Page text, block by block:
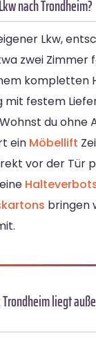
nach Trondheim?
Lkw,
zwei Zimmer
kompletten
mit festem
du ohne
ein Möbellift
vor der Tür
bringen
liegt